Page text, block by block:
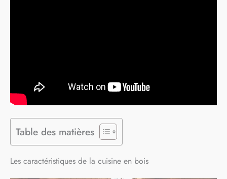
Table des matières
Les caractéristiques de la cuisine en bois